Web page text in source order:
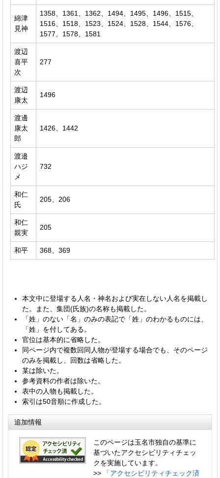
綿津
見神
1358、1361、1362、1494、1495、1496、1515、
1516、1518、1523、1524、1528、1544、1576、
1577、1578、1581
渡辺
喜平
次
277
渡辺
康太
1496
渡邊
康太
郎
1426、1442
渡邉
ハジ
メ
732
和仁
氏
205、206
和仁
親実
205
和平 368、369
本文中に登場する人名・神名および実在しない人名を掲載し
た。また、集団(氏族)の名称も掲載した。
「姓」のない「名」のみの表記で「姓」のわかるものには、
「姓」を付してある。
官位は基本的に省略した。
同ページ内で複数回同人物が登場する場合でも、そのページ
のみを掲載し、回数は省略した。
某は除いた。
参考資料の作者は除いた。
表中の人物も掲載した。
索引は50音順に作成した。
追加情報
このページは玉名市独自の基準に
基づいたアクセシビリティチェッ
クを実施しています。
>>
「アクセシビリティチェック済